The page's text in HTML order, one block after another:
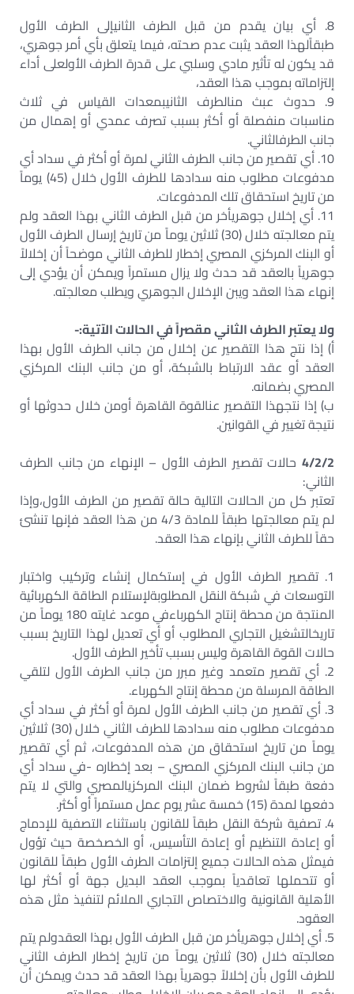
8. أي بيان يقدم من قبل الطرف الثانيإلى الطرف الأول
طبقاًلهذا العقد يثبت عدم صحته، فيما يتعلق بأي أمر جوهري،
قد يكون له تأثير مادي وسلبي على قدرة الطرف الأولعلى أداء
إلتزاماته بموجب هذا العقد،
9. حدوث عبث منالطرف الثانيبمعدات القياس في ثلاث
مناسبات منفصلة أو أكثر بسبب تصرف عمدي أو إهمال من
جانب الطرفالثاني.
10. أي تقصير من جانب الطرف الثاني لمرة أو أكثر في سداد أي
مدفوعات مطلوب منه سدادها للطرف الأول خلال (45) يوماً
من تاريخ استحقاق تلك المدفوعات.
11. أي إخلال جوهريأخر من قبل الطرف الثاني بهذا العقد ولم
يتم معالجته خلال (30) ثلاثين يوماً من تاريخ إرسال الطرف الأول
أو البنك المركزي المصري إخطار للطرف الثاني موضحاً أن إخلالاً
جوهرياً بالعقد قد حدث ولا يزال مستمراً ويمكن أن يؤدي إلى
إنهاء هذا العقد ويبن الإخلال الجوهري ويطلب معالجته.
ولا يعتبر الطرف الثاني مقصراً في الحالات الآتية:-
‌أ) إذا نتج هذا التقصير عن إخلال من جانب الطرف الأول بهذا
العقد أو عقد الارتباط بالشبكة، أو من جانب البنك المركزي
المصري بضمانه.
‌ب) إذا نتجهذا التقصير عنالقوة القاهرة أومن خلال حدوثها أو
نتيجة تغيير في القوانين.
4/2/2 حالات تقصير الطرف الأول – الإنهاء من جانب الطرف
الثاني:
تعتبر كل من الحالات التالية حالة تقصير من الطرف الأول،وإذا
لم يتم معالجتها طبقاً للمادة 4/3 من هذا العقد فإنها تنشئ
حقاً للطرف الثاني بإنهاء هذا العقد.
1. تقصير الطرف الأول في إستكمال إنشاء وتركيب واختبار
التوسعات في شبكة النقل المطلوبةلإستلام الطاقة الكهربائية
المنتجة من محطة إنتاج الكهرباءفي موعد غايته 180 يوماً من
تاريخالتشغيل التجاري المطلوب أو أي تعديل لهذا التاريخ بسبب
حالات القوة القاهرة وليس بسبب تأخير الطرف الأول.
2. أي تقصير متعمد وغير مبرر من جانب الطرف الأول لتلقي
الطاقة المرسلة من محطة إنتاج الكهرباء.
3. أي تقصير من جانب الطرف الأول لمرة أو أكثر في سداد أي
مدفوعات مطلوب منه سدادها للطرف الثاني خلال (30) ثلاثين
يوماً من تاريخ استحقاق من هذه المدفوعات، ثم أي تقصير
من جانب البنك المركزي المصري – بعد إخطاره -في سداد أي
دفعة طبقاً لشروط ضمان البنك المركزيالمصري والتي لا يتم
دفعها لمدة (15) خمسة عشر يوم عمل مستمراً أو أكثر.
4. تصفية شركة النقل طبقاً للقانون باستثناء التصفية للإدماج
أو إعادة التنظيم أو إعادة التأسيس، أو الخصخصة حيث تؤول
فيمثل هذه الحالات جميع إلتزامات الطرف الأول طبقاً للقانون
أو تتحملها تعاقدياً بموجب العقد البديل جهة أو أكثر لها
الأهلية القانونية والاختصاص التجاري الملائم لتنفيذ مثل هذه
العقود.
5. أي إخلال جوهريأخر من قبل الطرف الأول بهذا العقدولم يتم
معالجته خلال (30) ثلاثين يوماً من تاريخ إخطار الطرف الثاني
للطرف الأول بأن إخلالاً جوهرياً بهذا العقد قد حدث ويمكن أن